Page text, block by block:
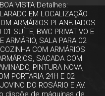
VISTA Detalhes:
EM LOCALIZAÇÃO
ARMÁRIOS PLANEJADOS
SUÍTE, BWC PRIVATIVO E
ARMÁRIO, SALA PARA 02
COM ARMÁRIOS
SACADA COM
PINTURA NOVA,
PORTARIA 24H E 02
DO ROSÁRIO E AV.
dispõe de máquinas de